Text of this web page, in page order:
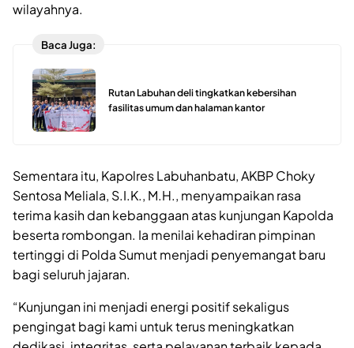
wilayahnya.
Baca Juga:
Rutan Labuhan deli tingkatkan kebersihan
fasilitas umum dan halaman kantor
Sementara itu, Kapolres Labuhanbatu, AKBP Choky
Sentosa Meliala, S.I.K., M.H., menyampaikan rasa
terima kasih dan kebanggaan atas kunjungan Kapolda
beserta rombongan. Ia menilai kehadiran pimpinan
tertinggi di Polda Sumut menjadi penyemangat baru
bagi seluruh jajaran.
“Kunjungan ini menjadi energi positif sekaligus
pengingat bagi kami untuk terus meningkatkan